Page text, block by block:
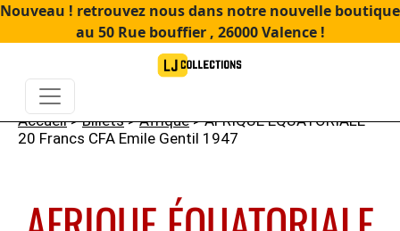
Nouveau ! retrouvez nous dans notre nouvelle boutique
au 50 Rue bouffier , 26000 Valence !
Accueil>Billets>Afrique> AFRIQUE ÉQUATORIALE –
20 Francs CFA Emile Gentil 1947